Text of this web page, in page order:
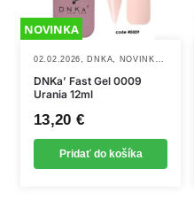
NOVINKA
02.02.2026 ,DNKA NOVINKY UV/
DNKa’ Fast Gel 0009
Urania 12ml
13,20 €
Pridať do košíka